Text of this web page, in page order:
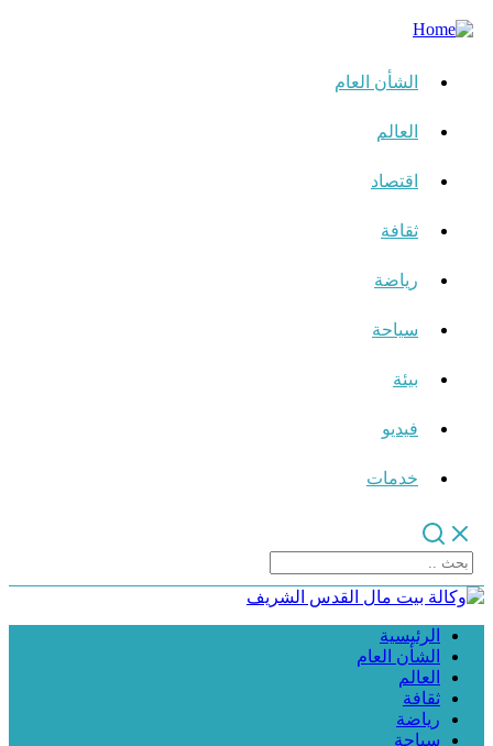
الشأن العام
العالم
اقتصاد
ثقافة
رياضة
سياحة
بيئة
فيديو
خدمات
الرئيسية
الشأن العام
العالم
ثقافة
رياضة
سياحة